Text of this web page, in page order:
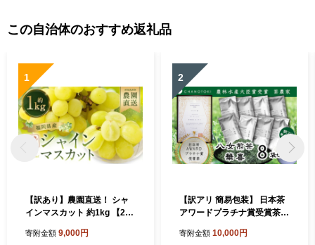
この自治体のおすすめ返礼品
1
【訳あり】農園直送！ シャ
インマスカット 約1kg 【202
送予定】 ぶどう マスカット
寄附金額 9,000円
2
【訳アリ 簡易包装】 日本茶
アワードプラチナ賞受賞茶
「煎茶 華喜 hanayagi」 80g
寄附金額 10,000円